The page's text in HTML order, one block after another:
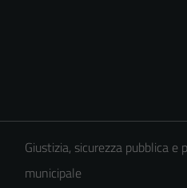
Giustizia, sicurezza pubblica e
municipale